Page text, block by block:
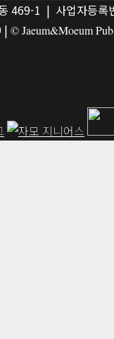
469-1 | 사업자등
| © Jaeum&Moeum